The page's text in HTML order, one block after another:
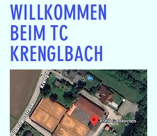
WILLKOMMEN
BEIM TC
KRENGLBACH